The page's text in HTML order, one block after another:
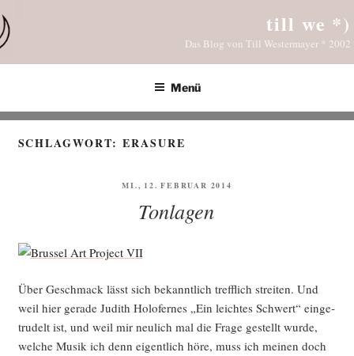
Inhalt
springen
till we *)
Das Blog von Till Westermayer * 2002
Menü
SCHLAGWORT:ERASURE
VERÖFFENTLICHT
MI., 12. FEBRUAR 2014
Tonlagen
Über Geschmack lässt sich bekannt­lich treff­lich strei­ten. Und
weil hier gera­de Judith Holo­fer­nes „Ein leich­tes Schwert“ ein­ge­
tru­delt ist, und weil mir neu­lich mal die Fra­ge gestellt wur­de,
wel­che Musik ich denn eigent­lich höre, muss ich mei­nen doch